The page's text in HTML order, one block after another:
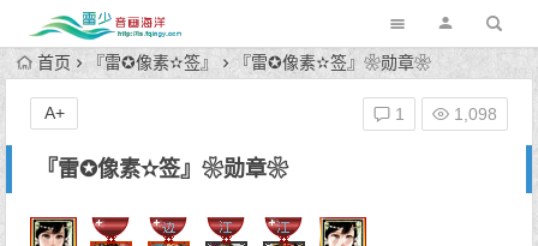
首页 『雷✪像素✫签』 『雷✪像素✫签』❀勋章❀
『雷✪像素✫签』❀勋章❀
1 1,098
A+